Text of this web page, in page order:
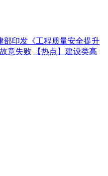
部印发《工程质量安全提升
意失败 【热点】 建设类高